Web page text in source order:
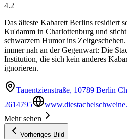
4.2
Das älteste Kabarett Berlins residiert
Ku'damm in Charlottenburg und
schwarzem Humor ins
immer nah an der Gegenwart: Die
Institution, die sich kein anderes
ignorieren.
Tauentzienstraße, 10789 Berlin
2614795
Mehr sehen
Vorheriges Bild